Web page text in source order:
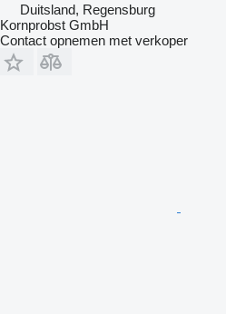
Duitsland, Regensburg
Kornprobst GmbH
Contact opnemen met verkoper